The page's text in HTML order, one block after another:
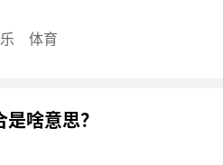
体育
啥意思？